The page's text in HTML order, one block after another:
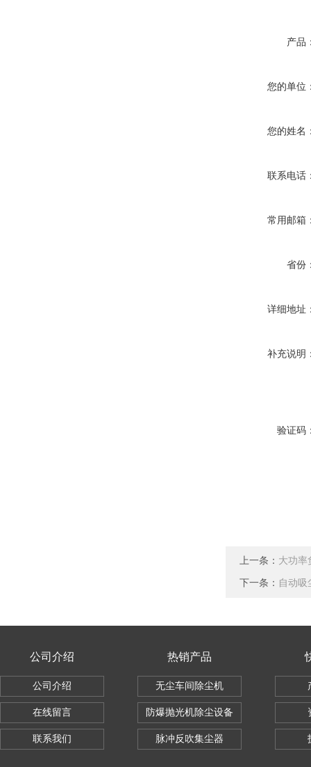
产品
您的单位
您的姓名
联系电话
常用邮箱
省份
详细地址
补充说明
验证码
上一条： 大功率
下一条： 自动吸
公司介绍
公司介绍
在线留言
联系我们
热销产品
无尘车间除尘机
防爆抛光机除尘设备
脉冲反吹集尘器